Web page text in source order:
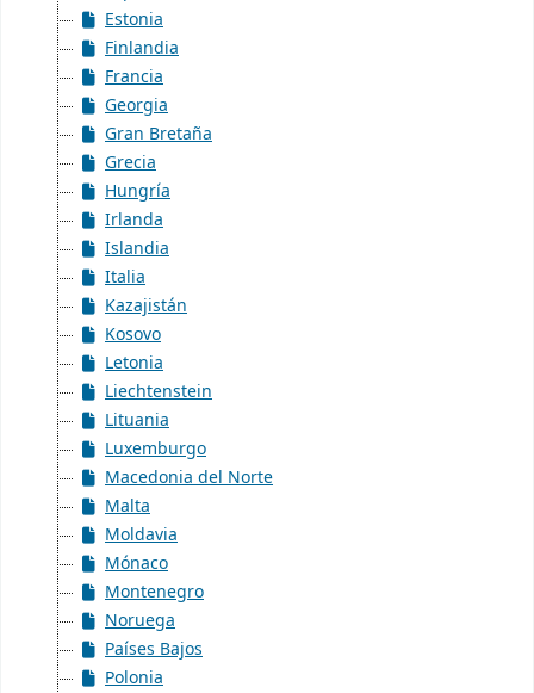
Estonia
Finlandia
Francia
Georgia
Gran Bretaña
Grecia
Hungría
Irlanda
Islandia
Italia
Kazajistán
Kosovo
Letonia
Liechtenstein
Lituania
Luxemburgo
Macedonia del Norte
Malta
Moldavia
Mónaco
Montenegro
Noruega
Países Bajos
Polonia